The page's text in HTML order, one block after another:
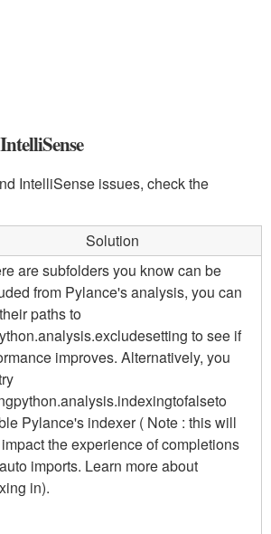
IntelliSense issues, check the
Solution
are subfolders you know can be
from Pylance's analysis, you can
paths to
setting to see if
improves. Alternatively, you
python.analysis.indexingtofalseto
Pylance's indexer ( Note : this will
the experience of completions
imports. Learn more about
in).